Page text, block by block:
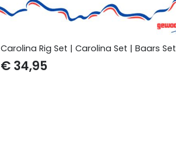
Carolina Rig Set | Carolina Set | Baars Set
€34,95